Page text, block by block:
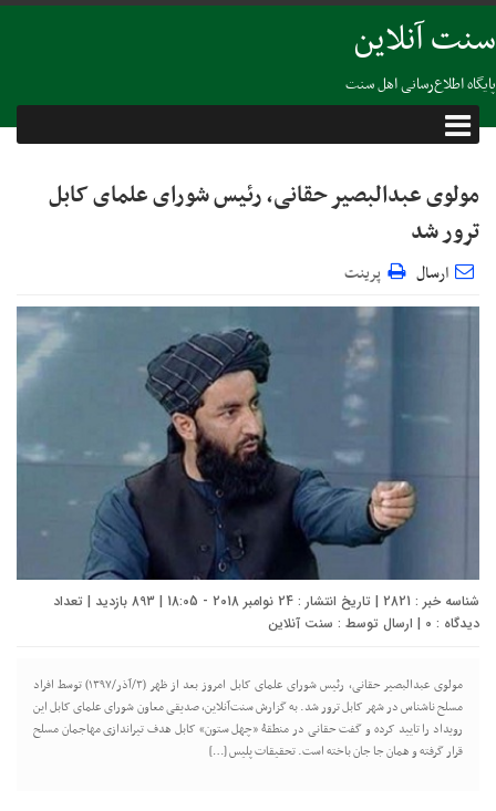
سنت آنلاین
پایگاه اطلاع‌رسانی اهل سنت
مولوی عبدالبصیر حقانی، رئیس شورای علمای کابل
ترور شد
ارسال پرینت
شناسه خبر : 2821 | تاریخ انتشار : 24 نوامبر 2018 - 18:05 | 893 بازدید | تعداد
دیدگاه : 0 | ارسال توسط : سنت آنلاین
مولوی عبدالبصیر حقانی، رئیس شورای علمای کابل امروز بعد از ظهر (٣/آذر/١٣٩٧) توسط افراد
مسلح ناشناس در شهر کابل ترور شد. به گزارش سنت‌آنلاین، صدیقی معاون شورای علمای کابل این
رویداد را تایید کرده و گفت حقانی در منطقۀ «چهل ستون» کابل هدف تیراندازی مهاجمان مسلح
قرار گرفته و همان جا جان باخته است. تحقیقات پلیس […]